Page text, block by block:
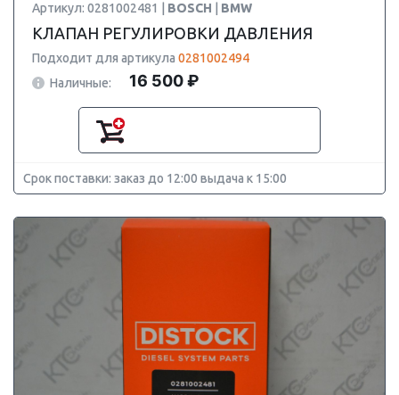
Артикул: 0281002481 | BOSCH BMW
КЛАПАН РЕГУЛИРОВКИ ДАВЛЕНИЯ
Подходит для артикула 0281002494
Наличные:
16 500 ₽
Срок поставки: заказ до 12:00 выдача к 15:00